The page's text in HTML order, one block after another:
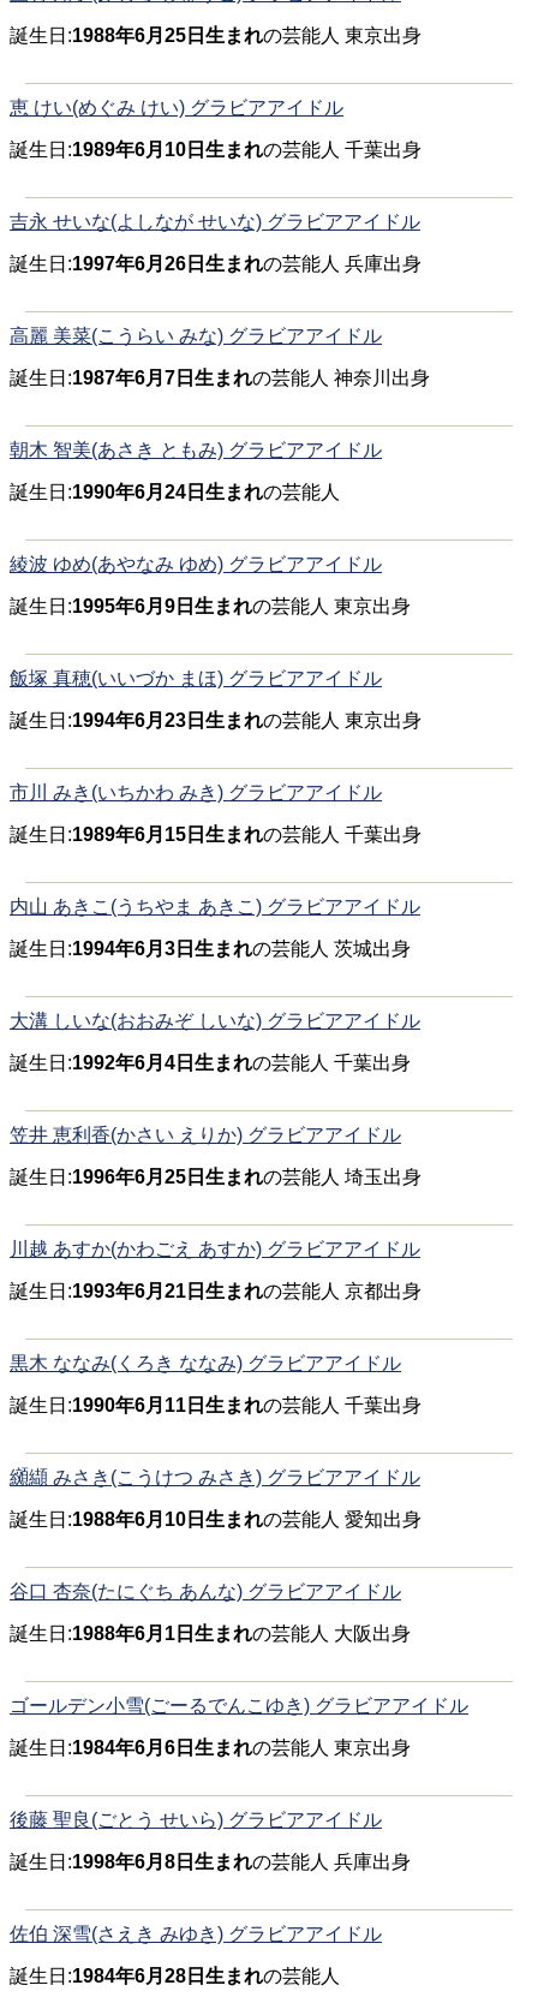
誕生日:1988年6月25日生まれの芸能人 東京出身
恵 けい(めぐみ けい) グラビアアイドル
誕生日:1989年6月10日生まれの芸能人 千葉出身
吉永 せいな(よしなが せいな) グラビアアイドル
誕生日:1997年6月26日生まれの芸能人 兵庫出身
高麗 美菜(こうらい みな) グラビアアイドル
誕生日:1987年6月7日生まれの芸能人 神奈川出身
朝木 智美(あさき ともみ) グラビアアイドル
誕生日:1990年6月24日生まれの芸能人
綾波 ゆめ(あやなみ ゆめ) グラビアアイドル
誕生日:1995年6月9日生まれの芸能人 東京出身
飯塚 真穂(いいづか まほ) グラビアアイドル
誕生日:1994年6月23日生まれの芸能人 東京出身
市川 みき(いちかわ みき) グラビアアイドル
誕生日:1989年6月15日生まれの芸能人 千葉出身
内山 あきこ(うちやま あきこ) グラビアアイドル
誕生日:1994年6月3日生まれの芸能人 茨城出身
大溝 しいな(おおみぞ しいな) グラビアアイドル
誕生日:1992年6月4日生まれの芸能人 千葉出身
笠井 恵利香(かさい えりか) グラビアアイドル
誕生日:1996年6月25日生まれの芸能人 埼玉出身
川越 あすか(かわごえ あすか) グラビアアイドル
誕生日:1993年6月21日生まれの芸能人 京都出身
黒木 ななみ(くろき ななみ) グラビアアイドル
誕生日:1990年6月11日生まれの芸能人 千葉出身
纐纈 みさき(こうけつ みさき) グラビアアイドル
誕生日:1988年6月10日生まれの芸能人 愛知出身
谷口 杏奈(たにぐち あんな) グラビアアイドル
誕生日:1988年6月1日生まれの芸能人 大阪出身
ゴールデン小雪(ごーるでんこゆき) グラビアアイドル
誕生日:1984年6月6日生まれの芸能人 東京出身
後藤 聖良(ごとう せいら) グラビアアイドル
誕生日:1998年6月8日生まれの芸能人 兵庫出身
佐伯 深雪(さえき みゆき) グラビアアイドル
誕生日:1984年6月28日生まれの芸能人